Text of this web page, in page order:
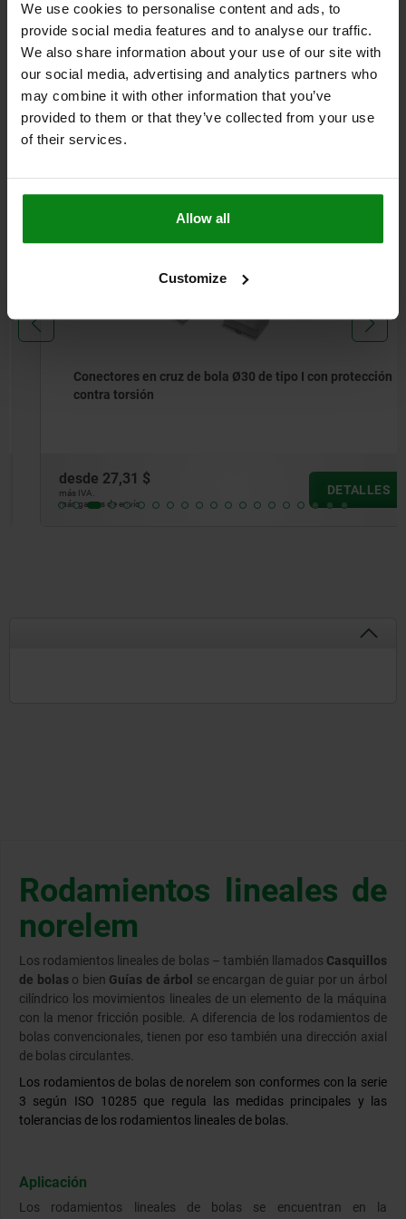
We use cookies to personalise content and ads, to
provide social media features and to analyse our traffic.
We also share information about your use of our site with
our social media, advertising and analytics partners who
may combine it with other information that you’ve
provided to them or that they’ve collected from your use
of their services.
Allow all
Customize
entradas / página 11 de 11 entradas
Otros clientes también
Conectores en cruz de bola Ø30 de tipo I con protección
contra torsión
desde27,31 $
más IVA.
más gastos de envío
DETALLES
Rodamientos lineales de
norelem
Los rodamientos lineales de bolas – también llamados Casquillos
de bolaso bien Guías de árbol
se encargan de guiar por un árbol
cilíndrico los movimientos lineales de un elemento de la máquina
con la menor fricción posible. A diferencia de los rodamientos de
bolas convencionales, tienen por eso también una dirección axial
de bolas circulantes.
Los rodamientos de bolas de norelem son conformes con la serie
3 según ISO 10285 que regula las medidas principales y las
tolerancias de los rodamientos lineales de bolas.
Aplicación
Los rodamientos lineales de bolas se encuentran en la